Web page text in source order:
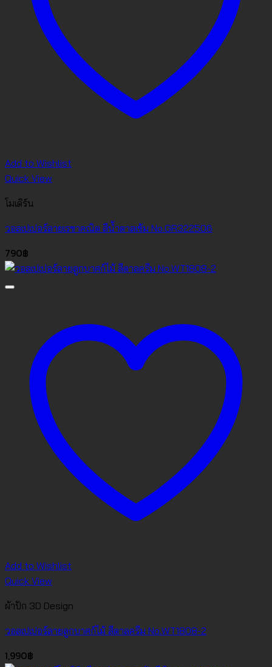
Add to Wishlist
Quick View
โมเดิร์น
วอลเปเปอร์ลายเรขาคณิต สีน้ำตาลเข้ม No.GR322506
790฿
Add to Wishlist
Quick View
ผ้าปัก 3D Design
วอลเปเปอร์ลายลูกบาศก์ไม้ สีตาลครีม No.WT1808-2
1,990฿